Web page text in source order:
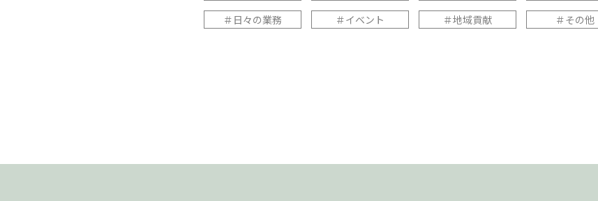
＃日々の業務
＃イベント ＃地域貢献 ＃その他